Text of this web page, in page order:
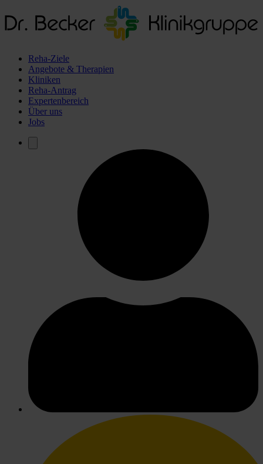
Reha-Ziele
Angebote & Therapien
Kliniken
Reha-Antrag
Expertenbereich
Über uns
Jobs